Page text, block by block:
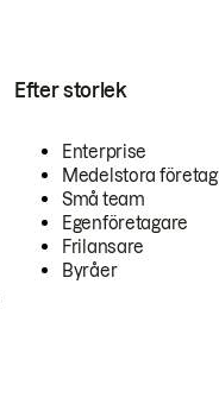
Efter storlek
Enterprise
Medelstora företag
Små team
Egenföretagare
Frilansare
Byråer